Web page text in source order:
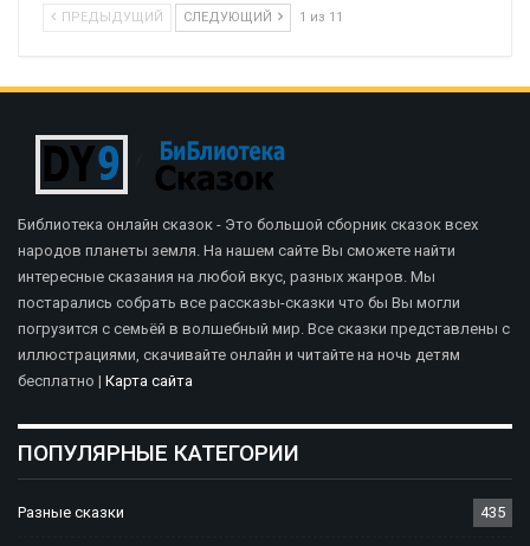
ПРЕДЫДУЩИЙ СЛЕДУЮЩИЙ 1 из 11
Библиотека онлайн сказок - Это большой сборник сказок всех
народов планеты земля. На нашем сайте Вы сможете найти
интересные сказания на любой вкус, разных жанров. Мы
постарались собрать все рассказы-сказки что бы Вы могли
погрузится с семьёй в волшебный мир. Все сказки представлены с
иллюстрациями, скачивайте онлайн и читайте на ночь детям
бесплатно | Карта сайта
ПОПУЛЯРНЫЕ КАТЕГОРИИ
Разные сказки 435